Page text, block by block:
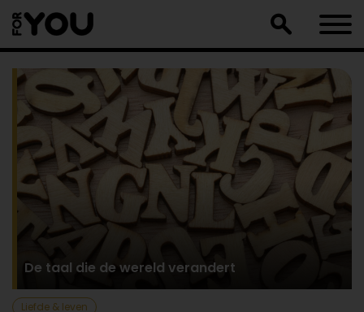
naar
artikel
De taal die de wereld verandert
Liefde & leven